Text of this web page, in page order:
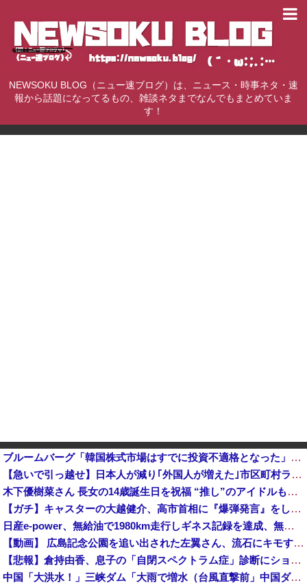
NEWSOKU BLOG（ニュー速ブログ）は、ニュース・時事ネタ・速
報から話題になってるもの、雑談ネタまでなんでもまとめていま
す！
ブルームバーグ「韓国株式市場はすでに投資不適格となった」→韓国財務相「韓国経済は絶好調！ 韓国市場は安泰!!」……まあ、うん。国外からどう認識されているのかって問題だから……さ
【急いで引っ越せ】日本人が減り｢外国人が増えた｣市区町村ランキングｷﾀ━━!他
木下優樹菜さん 長女の14歳誕生日を祝福 “推し”のアイドルも明かす「この場で言いますね」
【ガチ】キャスターの大越健介、高市首相に『爆弾発言』をしてしまう！！！！！
日産e-power、無給油で1980km走行しギネス記録を達成、無駄な発電や送電ロスなくEVよりエコを証明
【動画】 広島記念公園を追い出された左翼さん、流石にキモすぎて炎上
【悲報】倉持由香、息子の「自閉スペクトラム症」診断にショックで涙… 見逃していた乳幼児期のサインとは？
中国「大洪水！」三峡ダム「大雨で増水（台風直撃前」中国ダム「緊急放流！」中国鉄道「列車が走行中に流される」中国避難所「支援物資は有料です」謎の勢力「え」→